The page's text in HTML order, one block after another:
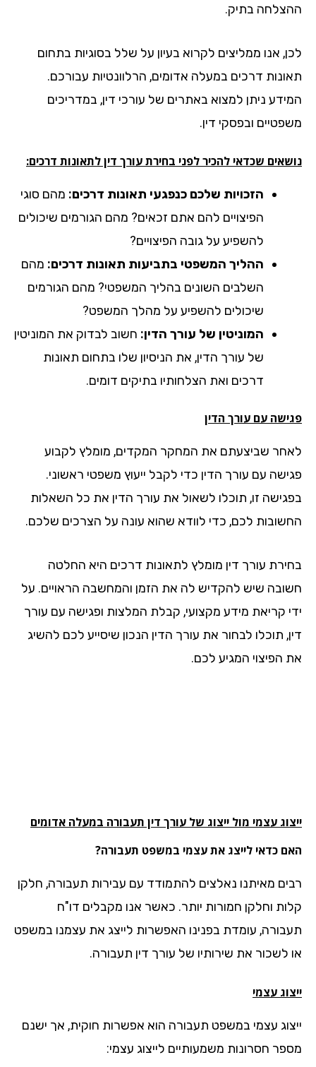
בתיק.
אנו ממליצים לקרוא בעיון על שלל בסוגיות בתחום
דרכים במעלה אדומים, הרלוונטיות עבורכם.
ניתן למצוא באתרים של עורכי דין, במדריכים
ובפסקי דין.
שכדאי להכיר לפני בחירת עורך דין לתאונות דרכים:
הזכויות שלכם כנפגעי תאונות דרכים:מהם סוגי
הפיצויים להם אתם זכאים? מהם הגורמים שיכולים
להשפיע על גובה הפיצויים?
ההליך המשפטי בתביעות תאונות דרכים:מהם
השלבים השונים בהליך המשפטי? מהם הגורמים
שיכולים להשפיע על מהלך המשפט?
המוניטין של עורך הדין:חשוב לבדוק את המוניטין
של עורך הדין, את הניסיון שלו בתחום תאונות
דרכים ואת הצלחותיו בתיקים דומים.
עם עורך הדין
שביצעתם את המחקר המקדים, מומלץ לקבוע
עם עורך הדין כדי לקבל ייעוץ משפטי ראשוני.
זו, תוכלו לשאול את עורך הדין את כל השאלות
לכם, כדי לוודא שהוא עונה על הצרכים שלכם.
עורך דין מומלץ לתאונות דרכים היא החלטה
שיש להקדיש לה את הזמן והמחשבה הראויים. על
קריאת מידע מקצועי, קבלת המלצות ופגישה עם עורך
תוכלו לבחור את עורך הדין הנכון שיסייע לכם להשיג
הפיצוי המגיע לכם.
עצמי מול ייצוג של עורך דין תעבורה במעלה אדומים
כדאי לייצג את עצמי במשפט תעבורה?
מאיתנו נאלצים להתמודד עם עבירות תעבורה, חלקן
וחלקן חמורות יותר. כאשר אנו מקבלים דו"ח
עומדת בפנינו האפשרות לייצג את עצמנו במשפט
לשכור את שירותיו של עורך דין תעבורה.
עצמי
עצמי במשפט תעבורה הוא אפשרות חוקית, אך ישנם
חסרונות משמעותיים לייצוג עצמי: